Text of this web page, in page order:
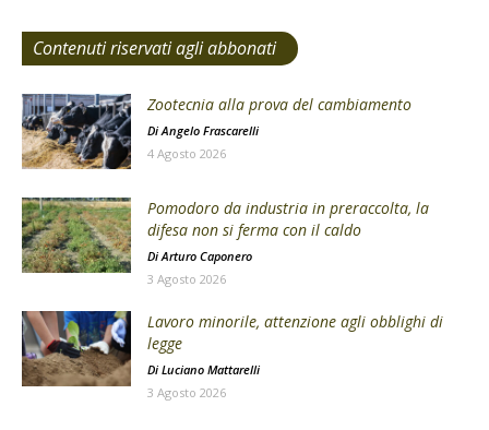
Contenuti riservati agli abbonati
Zootecnia alla prova del cambiamento
DiAngelo Frascarelli
4 Agosto 2026
Pomodoro da industria in preraccolta, la
difesa non si ferma con il caldo
Di Arturo Caponero
3 Agosto 2026
Lavoro minorile, attenzione agli obblighi di
legge
Di Luciano Mattarelli
3 Agosto 2026